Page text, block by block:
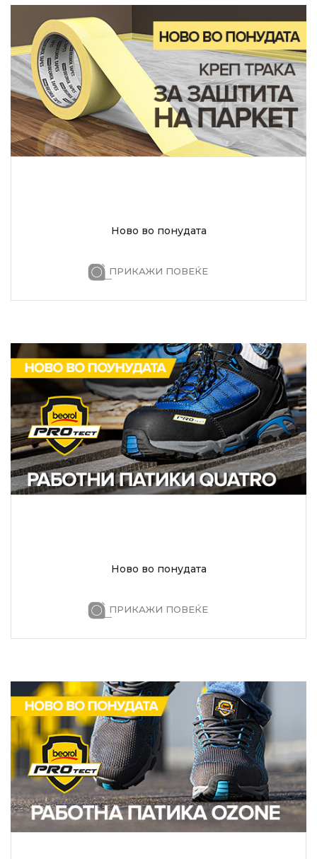
Ново во понудата
ПРИКАЖИ ПОВЕЌЕ
Ново во понудата
ПРИКАЖИ ПОВЕЌЕ